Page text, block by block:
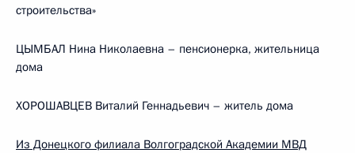
строительства»
ЦЫМБАЛ Нина Николаевна – пенсионерка, жительница
дома
ХОРОШАВЦЕВ Виталий Геннадьевич – житель дома
Из Донецкого филиала Волгоградской Академии МВД